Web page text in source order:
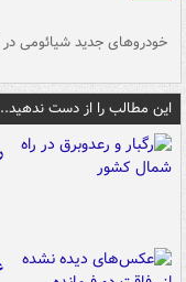
خودروهای جدید شیائومی در
این مطالب را از دست